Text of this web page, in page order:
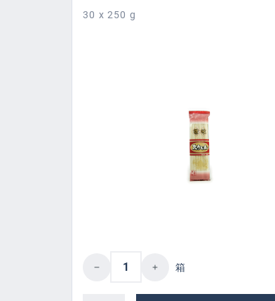
30 x 250 g
Product Quantity: Enter
箱